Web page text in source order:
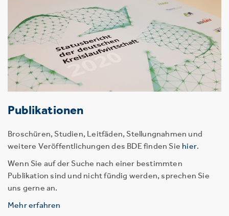
Publikationen
Broschüren, Studien, Leitfäden, Stellungnahmen und
weitere Veröffentlichungen des BDE finden Sie hier.
Wenn Sie auf der Suche nach einer bestimmten
Publikation sind und nicht fündig werden, sprechen Sie
uns gerne an.
Mehr erfahren